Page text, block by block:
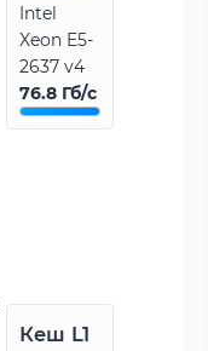
Intel
Xeon E5-
2637 v4
76.8 Гб/с
Кеш L1